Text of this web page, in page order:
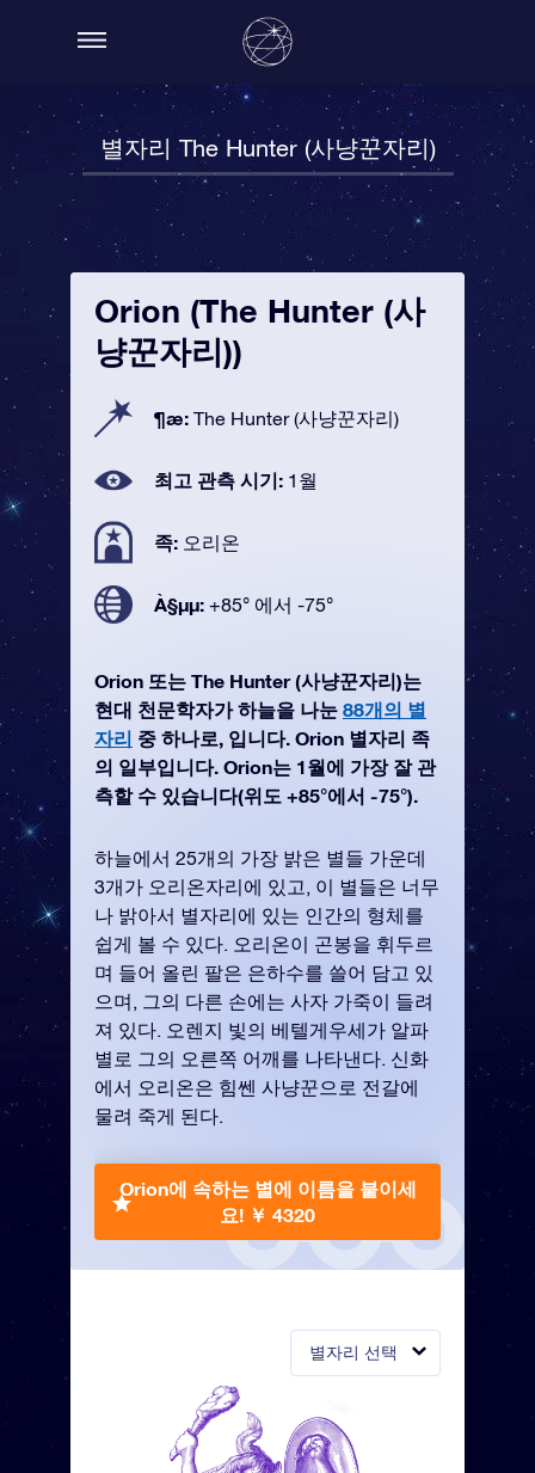
별자리 The Hunter (사냥꾼자리)
별자리 선택
Orion (The Hunter (사
냥꾼자리))
¶æ: The Hunter (사냥꾼자리)
최고 관측 시기: 1월
족: 오리온
À§µµ: +85° 에서 -75°
Orion 또는 The Hunter (사냥꾼자리)는
현대 천문학자가 하늘을 나눈 88개의 별
자리 중 하나로, 입니다. Orion 별자리 족
의 일부입니다. Orion는 1월에 가장 잘 관
측할 수 있습니다(위도 +85°에서 -75°).
하늘에서 25개의 가장 밝은 별들 가운데
3개가 오리온자리에 있고, 이 별들은 너무
나 밝아서 별자리에 있는 인간의 형체를
쉽게 볼 수 있다. 오리온이 곤봉을 휘두르
며 들어 올린 팔은 은하수를 쓸어 담고 있
으며, 그의 다른 손에는 사자 가죽이 들려
져 있다. 오렌지 빛의 베텔게우세가 알파
별로 그의 오른쪽 어깨를 나타낸다. 신화
에서 오리온은 힘쎈 사냥꾼으로 전갈에
물려 죽게 된다.
Orion에 속하는 별에 이름을 붙이세
요! ￥ 4320